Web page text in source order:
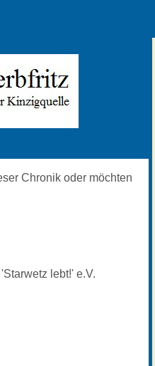
Chronik oder möchten
lebt!' e.V.